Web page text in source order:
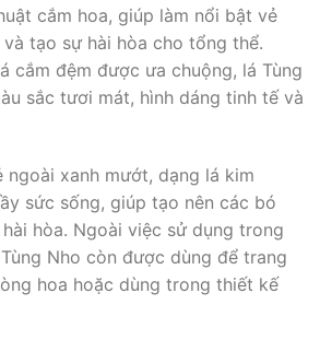
cắm hoa, giúp làm nổi bật vẻ
tạo sự hài hòa cho tổng thể.
cắm đệm được ưa chuộng, lá Tùng
sắc tươi mát, hình dáng tinh tế và
ngoài xanh mướt, dạng lá kim
sức sống, giúp tạo nên các bó
hòa. Ngoài việc sử dụng trong
Nho còn được dùng để trang
hoa hoặc dùng trong thiết kế